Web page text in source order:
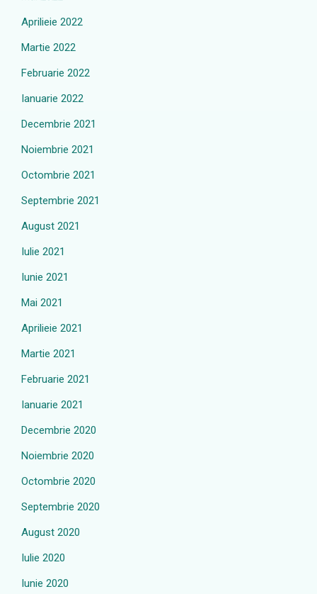
Aprilieie 2022
Martie 2022
Februarie 2022
Ianuarie 2022
Decembrie 2021
Noiembrie 2021
Octombrie 2021
Septembrie 2021
August 2021
Iulie 2021
Iunie 2021
Mai 2021
Aprilieie 2021
Martie 2021
Februarie 2021
Ianuarie 2021
Decembrie 2020
Noiembrie 2020
Octombrie 2020
Septembrie 2020
August 2020
Iulie 2020
Iunie 2020